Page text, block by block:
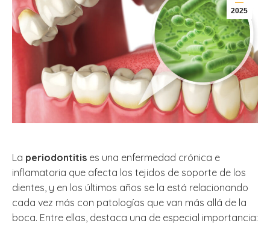
2025
La periodontitis es una enfermedad crónica e
inflamatoria que afecta los tejidos de soporte de los
dientes, y en los últimos años se la está relacionando
cada vez más con patologías que van más allá de la
boca. Entre ellas, destaca una de especial importancia: